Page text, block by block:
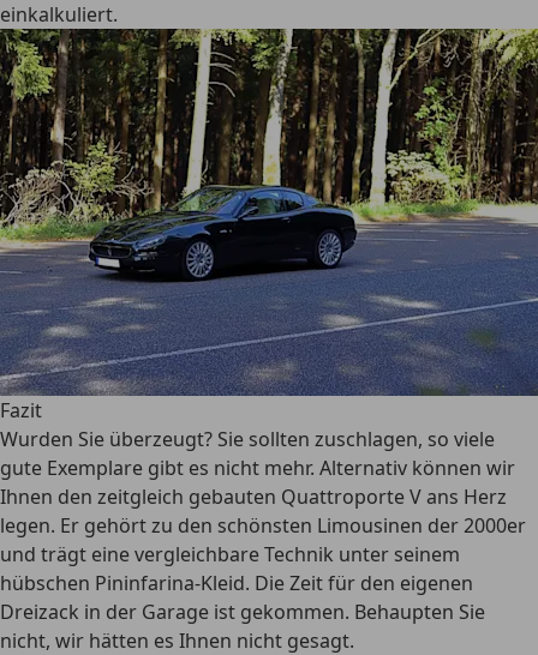
einkalkuliert.
Fazit
Wurden Sie überzeugt? Sie sollten zuschlagen, so viele
gute Exemplare gibt es nicht mehr. Alternativ können wir
Ihnen den zeitgleich gebauten Quattroporte V ans Herz
legen. Er gehört zu den schönsten Limousinen der 2000er
und trägt eine vergleichbare Technik unter seinem
hübschen Pininfarina-Kleid. Die Zeit für den eigenen
Dreizack in der Garage ist gekommen. Behaupten Sie
nicht, wir hätten es Ihnen nicht gesagt.